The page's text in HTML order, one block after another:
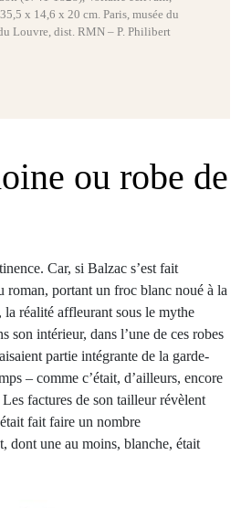
x 14,6 x 20 cm. Paris, musée du
Louvre, dist. RMN – P. Philibert
ou robe de
Car, si Balzac s’est fait
roman, portant un froc blanc noué à la
la réalité affleurant sous le mythe
son intérieur, dans l’une de ces robes
partie intégrante de la garde-
– comme c’était, d’ailleurs, encore
factures de son tailleur révèlent
fait faire un nombre
dont une au moins, blanche, était